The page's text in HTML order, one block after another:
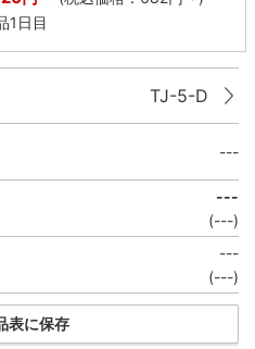
1日目
TJ-5-D
---
---
(---)
---
(---)
表に保存